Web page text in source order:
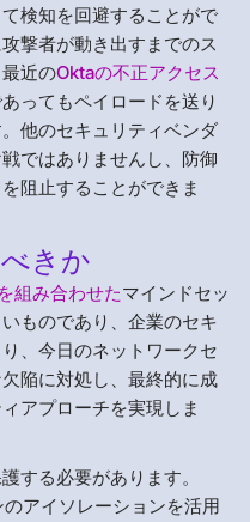
検知を回避することがで
撃者が動き出すまでのス
近のOktaの不正アクセス
ってもペイロードを送り
他のセキュリティベンダ
ではありませんし、防御
阻止することができま
きか
組み合わせたマインドセッ
ものであり、企業のセキ
、今日のネットワークセ
陥に対処し、最終的に成
アプローチを実現しま
する必要があります。
アイソレーションを活用